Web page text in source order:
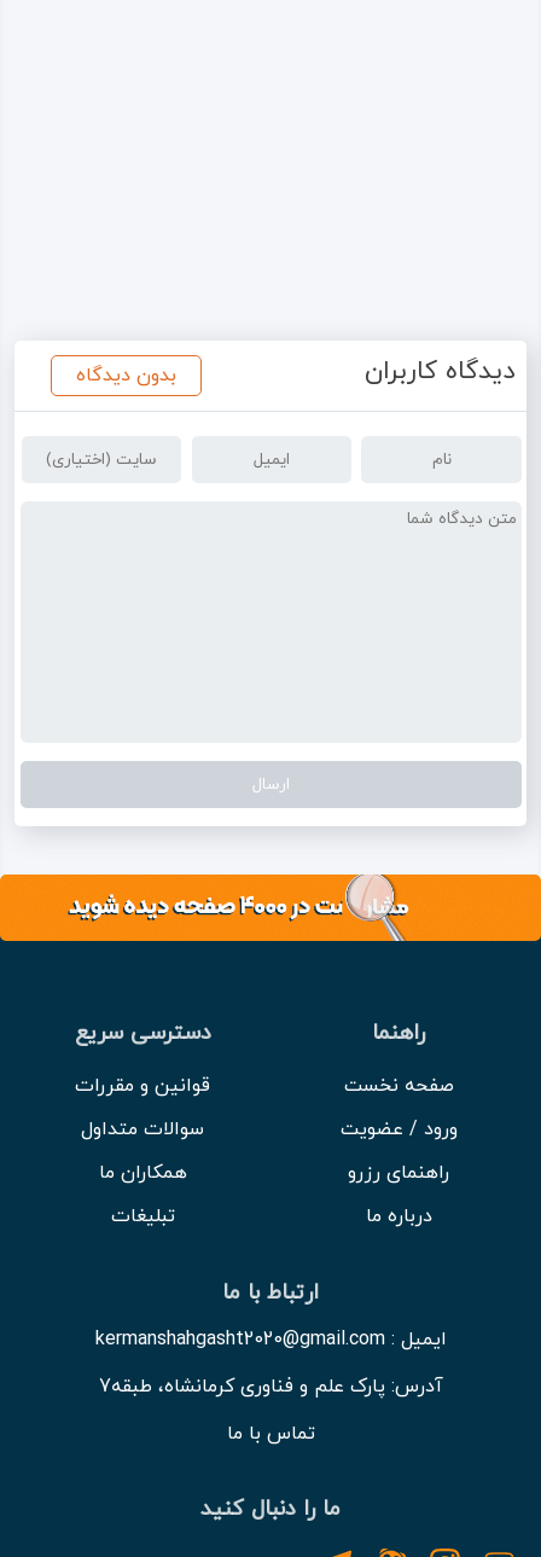
دیدگاه کاربران بدون دیدگاه
راهنما
صفحه نخست
ورود / عضویت
راهنمای رزرو
درباره ما
دسترسی سریع
قوانین و مقررات
سوالات متداول
همکاران ما
تبلیغات
ارتباط با ما
ایمیل : kermanshahgasht2020@gmail.com
آدرس: پارک علم و فناوری کرمانشاه، طبقه7
تماس با ما
ما را دنبال کنید